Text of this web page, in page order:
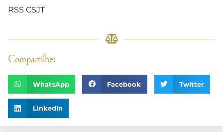
RSS CSJT
Compartilhe:
WhatsApp Facebook Twitter
LinkedIn